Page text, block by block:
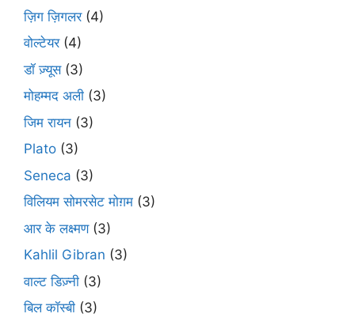
ज़िग ज़िगलर(4)
वोल्टेयर(4)
डॉ ज़्यूस(3)
मोहम्मद अली (3)
जिम रायन (3)
Plato (3)
Seneca (3)
विलियम सोमरसेट मोग़म (3)
आर के लक्ष्मण(3)
Kahlil Gibran (3)
वाल्ट डिज़्नी (3)
बिल कॉस्बी (3)